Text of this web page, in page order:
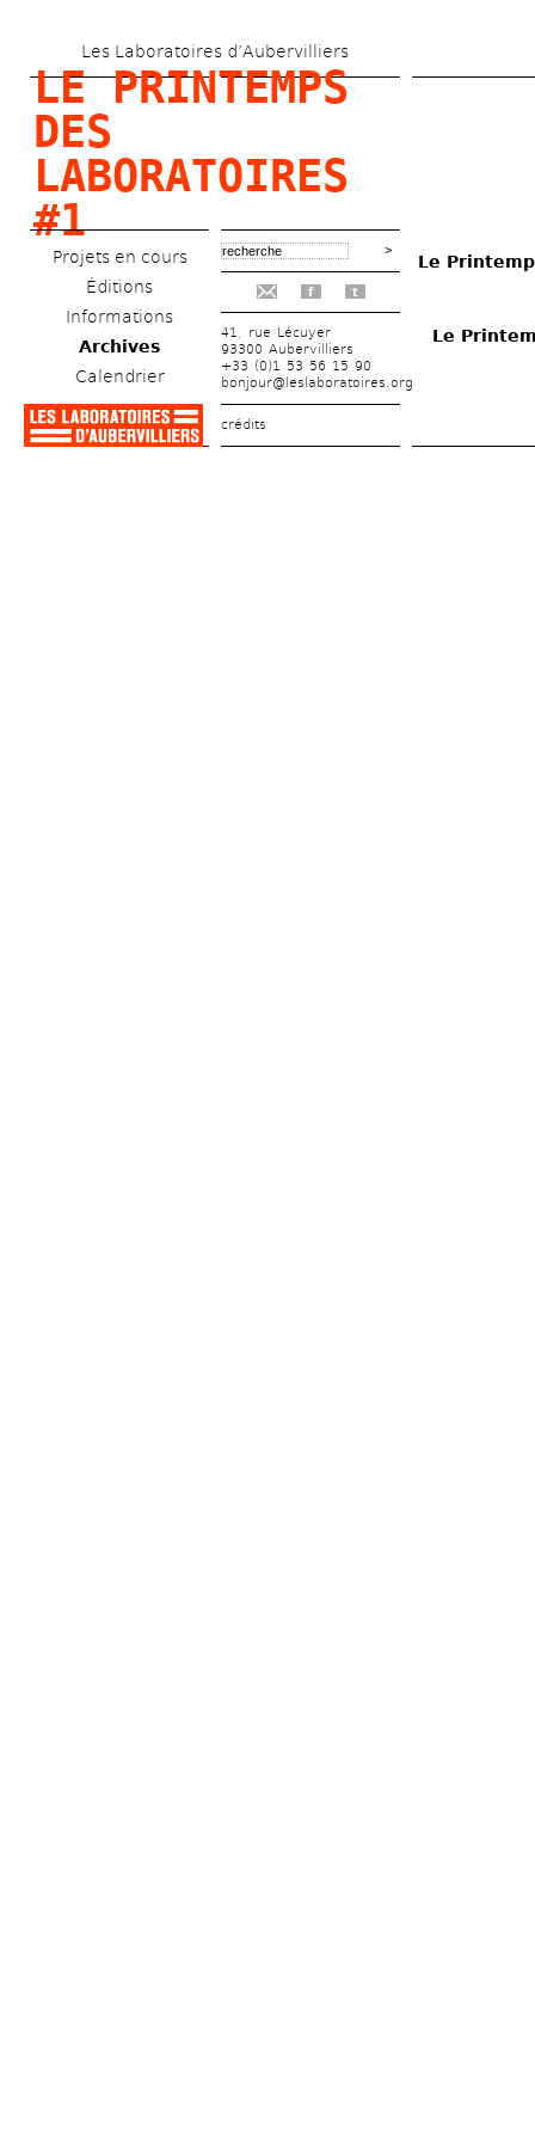
au
contenu
Les Laboratoires d’Aubervilliers
LE PRINTEMPS
DES
LABORATOIRES
#1
Projets en cours
Éditions
Informations
Archives
Calendrier
f t
41, rue Lécuyer
93300 Aubervilliers
+33 (0)1 53 56 15 90
bonjour@leslaboratoires.org
crédits
Le
Le